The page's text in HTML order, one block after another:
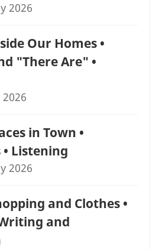
2026
Our Homes •
"There Are" •
in Town •
Listening
2026
and Clothes •
and